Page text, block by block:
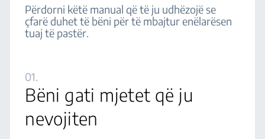
Përdorni këtë manual që të ju udhëzojë se
çfarë duhet të bëni për të mbajtur enëlarësen
tuaj të pastër.
01.
Bëni gati mjetet që ju
nevojiten